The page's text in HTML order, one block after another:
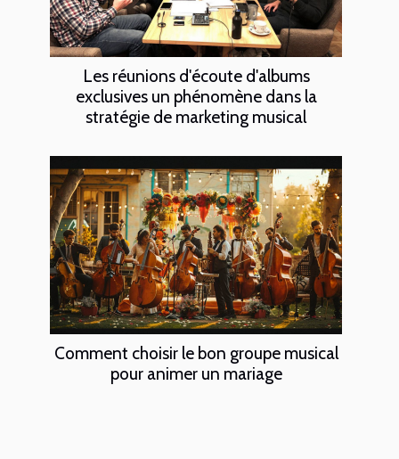
Les réunions d'écoute d'albums
exclusives un phénomène dans la
stratégie de marketing musical
Comment choisir le bon groupe musical
pour animer un mariage